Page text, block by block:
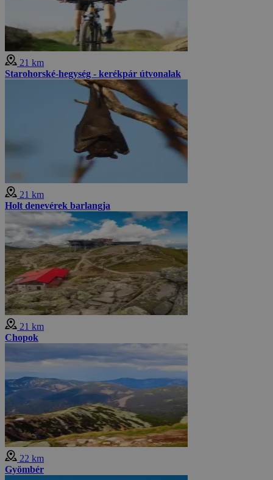
21 km
Starohorské-hegység - kerékpár útvonalak
21 km
Holt denevérek barlangja
21 km
Chopok
22 km
Gyömbér